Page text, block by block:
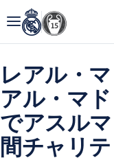
レアル・
アル・マ
でアスル
間チャリ